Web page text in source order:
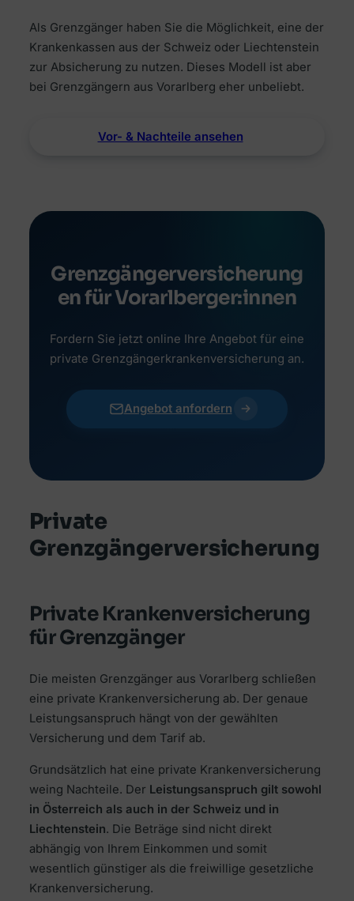
Als Grenzgänger haben Sie die Möglichkeit, eine der
Krankenkassen aus der Schweiz oder Liechtenstein
zur Absicherung zu nutzen. Dieses Modell ist aber
bei Grenzgängern aus Vorarlberg eher unbeliebt.
Vor- & Nachteile ansehen
Grenzgängerversicherung
en für Vorarlberger:innen
Fordern Sie jetzt online Ihre Angebot für eine
private Grenzgängerkrankenversicherung an.
Angebot anfordern
Private
Grenzgängerversicherung
Private Krankenversicherung
für Grenzgänger
Die meisten Grenzgänger aus Vorarlberg schließen
eine private Krankenversicherung ab. Der genaue
Leistungsanspruch hängt von der gewählten
Versicherung und dem Tarif ab.
Grundsätzlich hat eine private Krankenversicherung
weing Nachteile. Der Leistungsanspruch gilt sowohl
in Österreich als auch in der Schweiz und in
Liechtenstein. Die Beträge sind nicht direkt
abhängig von Ihrem Einkommen und somit
wesentlich günstiger als die freiwillige gesetzliche
Krankenversicherung.